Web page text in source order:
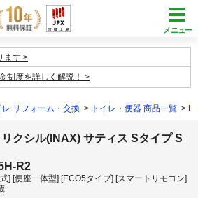
メニュー
ます
制度を詳しく解説！
レ リフォーム・交換 トイレ・便器 商品一覧
リクシル(INAX) サティス Sタイプ S
R2
] [便座一体型] [ECO5タイプ] [スマートリモコン]